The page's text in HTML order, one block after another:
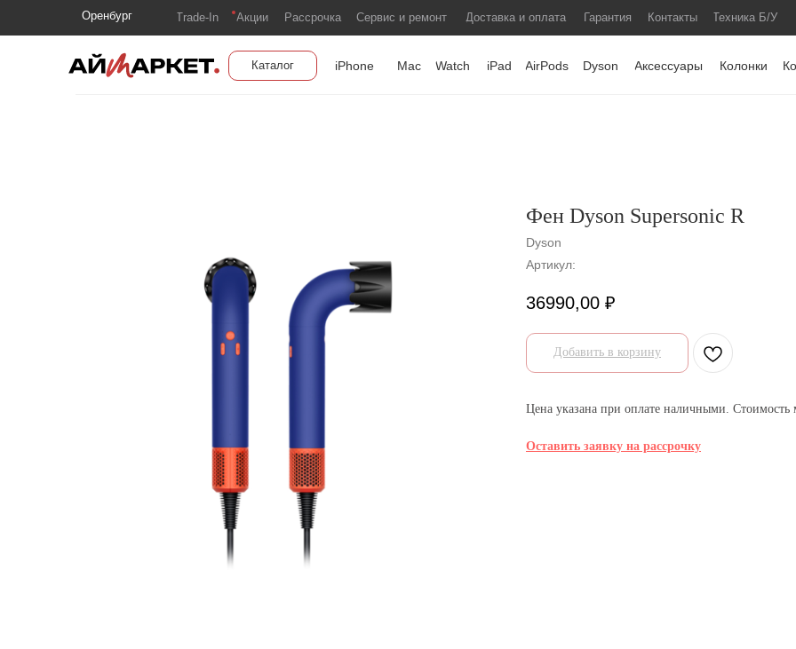
Оренбург Техника Б/У
Контакты
Гарантия
Доставка и оплата
Сервис и ремонт
Рассрочка
Trade-In Акции
Каталог Колонки
Аксессуары
Dyson
AirPods
iPad
Watch
Mac
iPhone
Фен Dyson Supersonic R
Dyson
Артикул:
36990,00 ₽
Добавить в корзину
Цена указана при оплате наличными. Стоимость
Оставить заявку на рассрочку